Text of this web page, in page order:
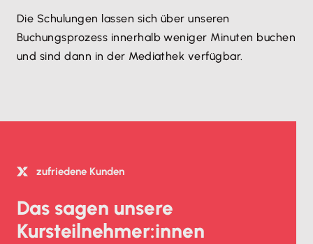
Die Schulungen lassen sich über unseren
Buchungsprozess innerhalb weniger Minuten buchen
und sind dann in der Mediathek verfügbar.
zufriedene Kunden
Das sagen unsere
Kursteilnehmer:innen